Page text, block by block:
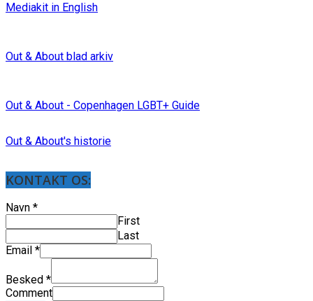
Mediakit in English
Out & About blad arkiv
Out & About - Copenhagen LGBT+ Guide
Out & About's historie
KONTAKT OS:
Navn *
First
Last
Email *
Besked *
Comment